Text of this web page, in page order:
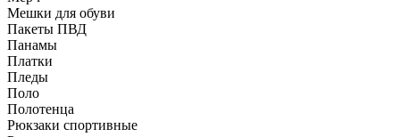
Мешки для обуви
Пакеты ПВД
Панамы
Платки
Пледы
Поло
Полотенца
Рюкзаки спортивные